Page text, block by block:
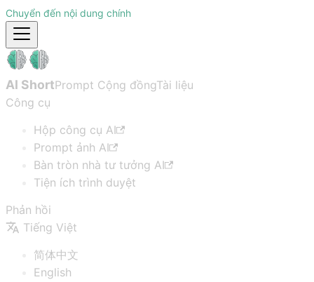
Chuyển đến nội dung chính
AI ShortPrompt Cộng đồngTài liệu
Công cụ
Hộp công cụ AI
Prompt ảnh AI
Bàn tròn nhà tư tưởng AI
Tiện ích trình duyệt
Phản hồi
Tiếng Việt
简体中文
English